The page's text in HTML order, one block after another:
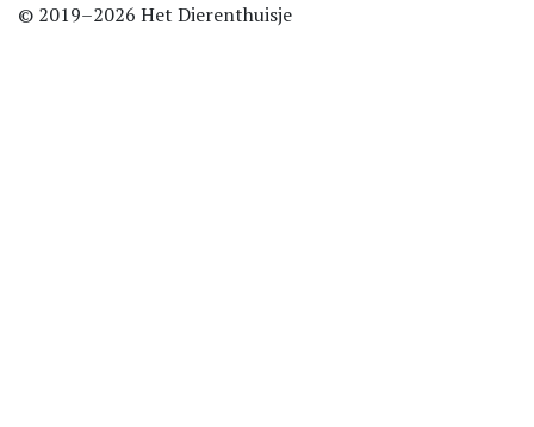
© 2019–2026 Het Dierenthuisje